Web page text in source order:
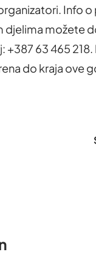
Info
djelima možete
+387 63 465 218.
do kraja ove